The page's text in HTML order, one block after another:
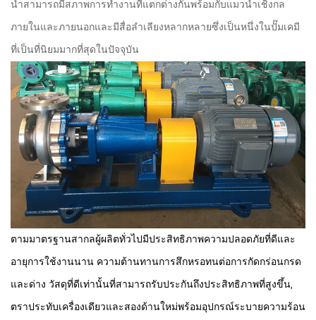
น้ำสามารถมีสภาพการทำงานที่แตกต่างกันพร้อมกับแมวน้ำเชิงกล
ภายในและภายนอกและมีสื่อลำเลียงหลากหลายซึ่งเป็นหนึ่งในปั๊มเคมี
ที่เป็นที่นิยมมากที่สุดในปัจจุบัน
ตามมาตรฐานสากลผู้ผลิตทั่วไปมีประสิทธิภาพความปลอดภัยที่ดีและ
อายุการใช้งานนาน ความต้านทานการสึกหรอทนต่อการกัดกร่อนกรด
และด่าง วัสดุที่ดีเท่านั้นที่สามารถรับประกันถึงประสิทธิภาพที่สูงขึ้น,
ตราประทับเครื่องเดียวและสองด้านใหม่พร้อมอุปกรณ์ระบายความร้อน